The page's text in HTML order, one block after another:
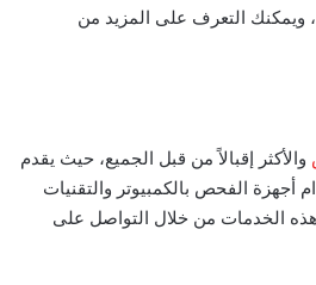
ويمكنك التعرف على المزيد من
والأكثر إقبالاً من قبل الجميع، حيث يقدم
الفحص بالكمبيوتر والتقنيات
هذه الخدمات من خلال التواصل على